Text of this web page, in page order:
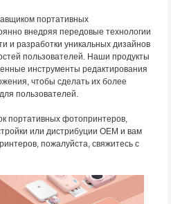
портативных
внедряя передовые технологии
и разработки уникальных дизайнов
пользователей. Наши продукты
инструменты редактирования
чтобы сделать их более
пользователей.
портативных фотопринтеров,
или дистрибуции OEM и вам
пожалуйста, свяжитесь с